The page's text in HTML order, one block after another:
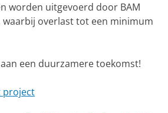
worden uitgevoerd door BAM
waarbij overlast tot een minimum
een duurzamere toekomst!
project